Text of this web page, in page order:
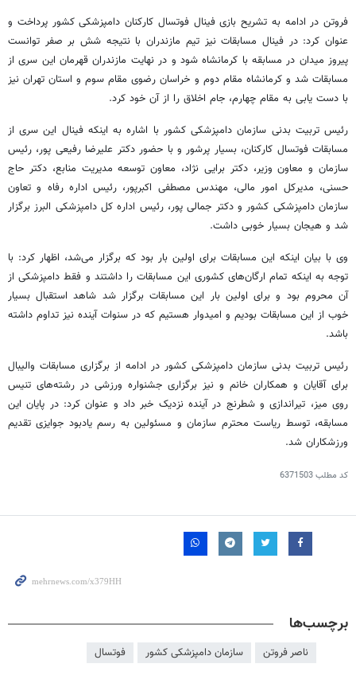
فروتن در ادامه به تشریح بازی فینال فوتسال کارکنان دامپزشکی کشور پرداخت و
عنوان کرد: در فینال مسابقات نیز تیم مازندران با نتیجه شش بر صفر توانست
پیروز میدان در مسابقه با کرمانشاه شود و در نهایت مازندران قهرمان این سری از
مسابقات شد و کرمانشاه مقام دوم و خراسان رضوی مقام سوم و استان تهران نیز
با دست یابی به مقام چهارم، جام اخلاق را از آن خود کرد.
رئیس تربیت بدنی سازمان دامپزشکی کشور با اشاره به اینکه فینال این سری از
مسابقات فوتسال کارکنان، بسیار پرشور و با حضور دکتر علیرضا رفیعی پور، رئیس
سازمان و معاون وزیر، دکتر برایی نژاد، معاون توسعه مدیریت منابع، دکتر حاج
حسنی، مدیرکل امور مالی، مهندس مصطفی اکبرپور، رئیس اداره رفاه و تعاون
سازمان دامپزشکی کشور و دکتر جمالی پور، رئیس اداره کل دامپزشکی البرز برگزار
شد و هیجان بسیار خوبی داشت.
وی با بیان اینکه این مسابقات برای اولین بار بود که برگزار می‌شد، اظهار کرد: با
توجه به اینکه تمام ارگان‌های کشوری این مسابقات را داشتند و فقط دامپزشکی از
آن محروم بود و برای اولین بار این مسابقات برگزار شد شاهد استقبال بسیار
خوب از این مسابقات بودیم و امیدوار هستیم که در سنوات آینده نیز تداوم داشته
باشد.
رئیس تربیت بدنی سازمان دامپزشکی کشور در ادامه از برگزاری مسابقات والیبال
برای آقایان و همکاران خانم و نیز برگزاری جشنواره ورزشی در رشته‌های تنیس
روی میز، تیراندازی و شطرنج در آینده نزدیک خبر داد و عنوان کرد: در پایان این
مسابقه، توسط ریاست محترم سازمان و مسئولین به رسم یادبود جوایزی تقدیم
ورزشکاران شد.
کد مطلب6371503
برچسب‌ها
ناصر فروتن سازمان دامپزشکی کشور فوتسال